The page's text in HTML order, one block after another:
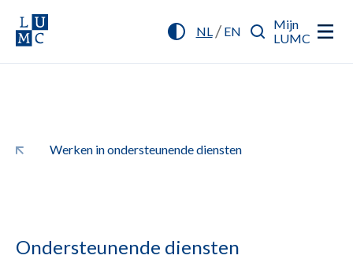
NL/ EN
Mijn
LUMC
Werken in ondersteunende diensten
Ondersteunende diensten